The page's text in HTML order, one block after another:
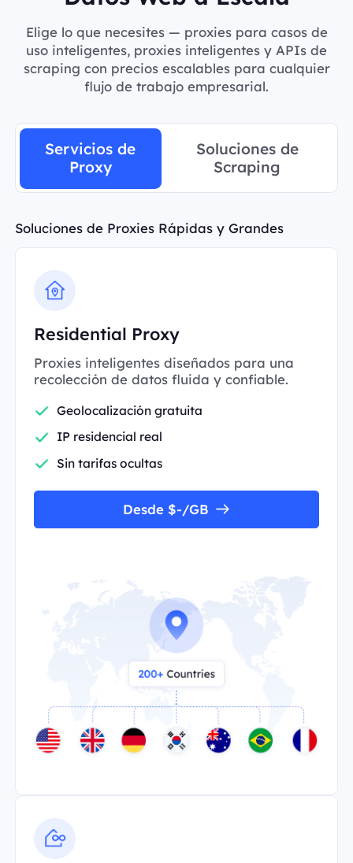
Elige lo que necesites — proxies para casos de
uso inteligentes, proxies inteligentes y APIs de
scraping con precios escalables para cualquier
flujo de trabajo empresarial.
Servicios de
Proxy
Soluciones de
Scraping
Soluciones de Proxies Rápidas y Grandes
Residential Proxy
Proxies inteligentes diseñados para una
recolección de datos fluida y confiable.
Geolocalización gratuita
IP residencial real
Sin tarifas ocultas
Desde $-/GB